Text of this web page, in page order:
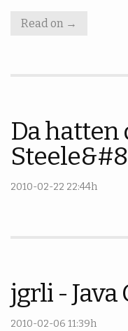
Read on →
Da hatten
2010-02-22 22:44h
jgrli -
2010-02-06 11:39h